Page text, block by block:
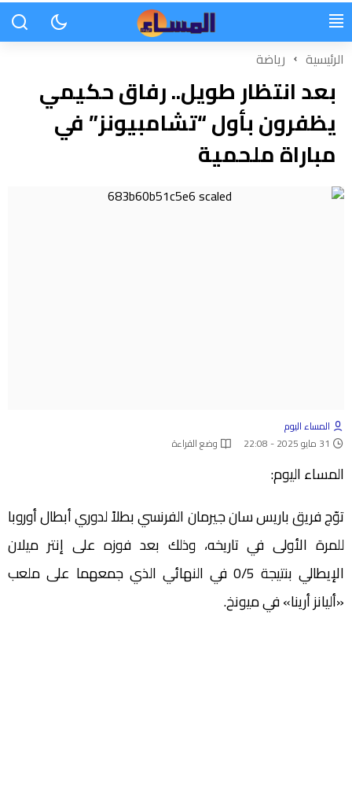
الرئيسية رياضة
بعد انتظار طويل.. رفاق حكيمي
يظفرون بأول “تشامبيونز” في
مباراة ملحمية
المساء اليوم
31 مايو 2025 - 22:08
وضع القراءة
المساء اليوم:
توّج فريق باريس سان جيرمان الفرنسي بطلاً لدوري أبطال أوروبا
للمرة الأولى في تاريخه، وذلك بعد فوزه على إنتر ميلان
الإيطالي بنتيجة 0/5 في النهائي الذي جمعهما على ملعب
«أليانز أرينا» في ميونخ.